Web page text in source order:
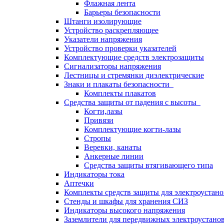
Флажная лента
Барьеры безопасности
Штанги изолирующие
Устройство раскрепляющее
Указатели напряжения
Устройство проверки указателей
Комплектующие средств электрозащиты
Сигнализаторы напряжения
Лестницы и стремянки диэлектрические
Знаки и плакаты безопасности
Комплекты плакатов
Средства защиты от падения с высоты
Когти,лазы
Привязи
Комплектующие когти-лазы
Стропы
Веревки, канаты
Анкерные линии
Средства защиты втягивающего типа
Индикаторы тока
Аптечки
Комплекты средств защиты для
Стенды и шкафы для хранения СИЗ
Индикаторы высокого напряжения
Заземлители для передвижных